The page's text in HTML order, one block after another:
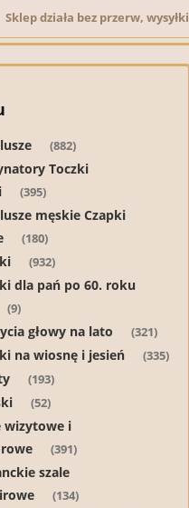
Sklep działa bez przerw,
(882)
Toczki
(395)
męskie Czapki
(180)
(932)
dla pań po 60. roku
(9)
głowy na lato (321)
na wiosnę i jesień (335)
(193)
(52)
wizytowe i
(391)
szale
(134)